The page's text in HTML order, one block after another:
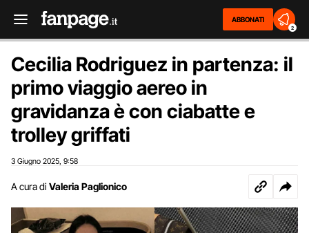
ABBONATI
2
Cecilia Rodriguez in partenza: il
primo viaggio aereo in
gravidanza è con ciabatte e
trolley griffati
3 Giugno 2025 9:58
A cura di Valeria Paglionico